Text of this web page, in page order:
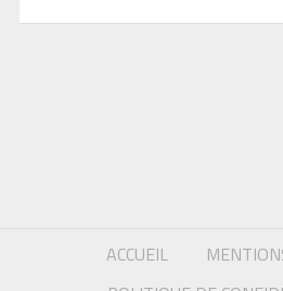
ACCUEIL